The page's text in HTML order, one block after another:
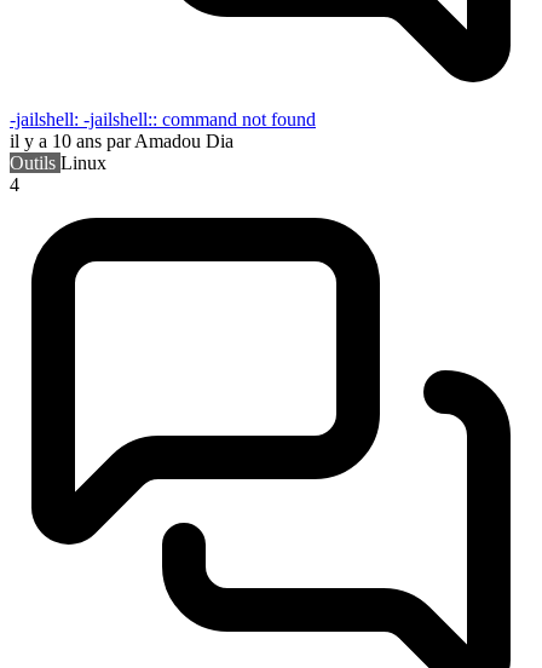
-jailshell: -jailshell:: command not found
il y a 10 ans par Amadou Dia
Outils Linux
4